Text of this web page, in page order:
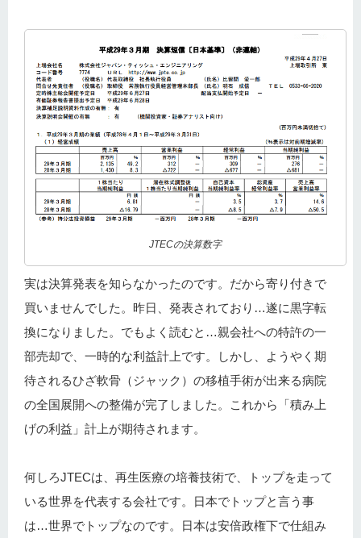
JTECの決算数字
実は決算発表を知らなかったのです。だから寄り付きで
買いませんでした。昨日、発表されており…遂に黒字転
換になりました。でもよく読むと…親会社への特許の一
部売却で、一時的な利益計上です。しかし、ようやく期
待されるひざ軟骨（ジャック）の移植手術が出来る病院
の全国展開への整備が完了しました。これから「積み上
げの利益」計上が期待されます。
何しろJTECは、再生医療の培養技術で、トップを走って
いる世界を代表する会社です。日本でトップと言う事
は…世界でトップなのです。日本は安倍政権下で仕組み